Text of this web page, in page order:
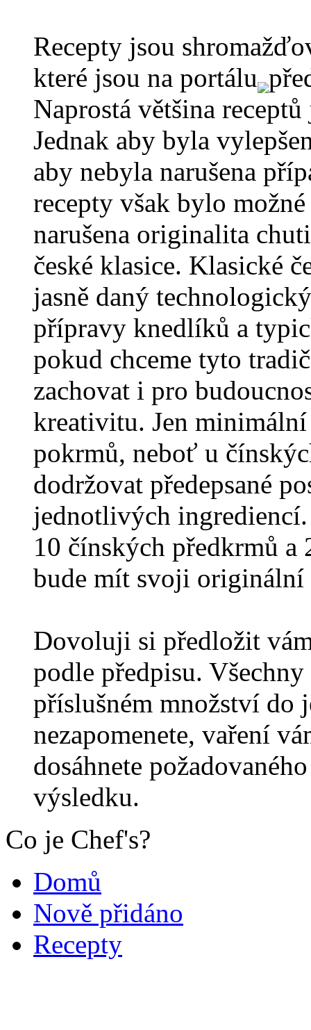
Recepty jsou
které jsou na portálu
Naprostá většina
Jednak aby byla
aby nebyla narušena
recepty však bylo
narušena originalita
české klasice. Klasické
jasně daný
přípravy knedlíků a
pokud chceme tyto
zachovat i pro
kreativitu. Jen
pokrmů, neboť u
dodržovat předepsané
jednotlivých
10 čínských předkrmů a
bude mít svoji
Dovoluji si předložit
podle předpisu.
příslušném množství do
nezapomenete, vaření
dosáhnete
výsledku.
Co je Chef's?
Domů
Nově přidáno
Recepty